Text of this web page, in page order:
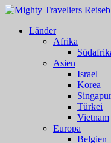
Länder
Afrika
Asien
Israel
Korea
Singapur
Türkei
Vietnam
Europa
Belgien